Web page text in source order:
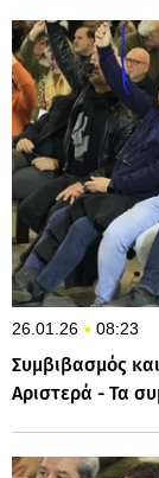
26.01.26 08:23
Συμβιβασμός
Αριστερά - Τα